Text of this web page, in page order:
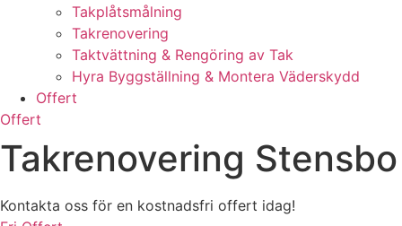
Takplåtsmålning
Takrenovering
Taktvättning & Rengöring av Tak
Hyra Byggställning & Montera Väderskydd
Offert
Offert
Takrenovering Stensbo
Kontakta oss för en kostnadsfri offert idag!